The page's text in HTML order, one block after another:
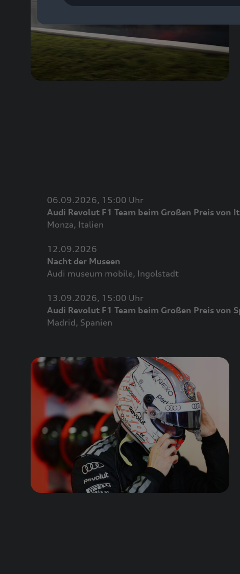
06.09.2026, 15:00 Uhr
Audi Revolut F1 Team beim Großen Preis von
Monza, Italien
12.09.2026
Nacht der Museen
Audi museum mobile, Ingolstadt
13.09.2026, 15:00 Uhr
Audi Revolut F1 Team beim Großen Preis von
Madrid, Spanien